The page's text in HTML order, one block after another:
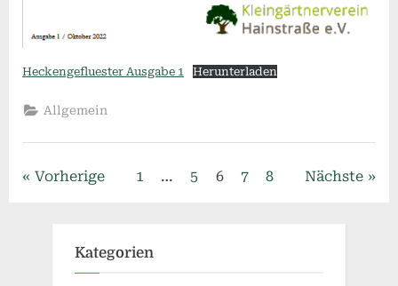
Heckengefluester Ausgabe 1 Herunterladen
Allgemein
Seitennummerierung
Beiträge
Vorherige 1 … 5 6 7 8 Nächste
Kategorien